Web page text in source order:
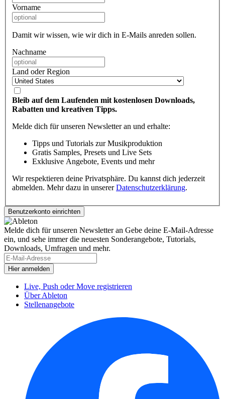
Vorname
Damit wir wissen, wie wir dich in E-Mails anreden sollen.
Nachname
Land oder Region
Bleib auf dem Laufenden mit kostenlosen Downloads,
Rabatten und kreativen Tipps.
Melde dich für unseren Newsletter an und erhalte:
Tipps und Tutorials zur Musikproduktion
Gratis Samples, Presets und Live Sets
Exklusive Angebote, Events und mehr
Wir respektieren deine Privatsphäre. Du kannst dich jederzeit
abmelden. Mehr dazu in unsererDatenschutzerklärung.
Melde dich für unseren Newsletter an Gebe deine E-Mail-Adresse
ein, und sehe immer die neuesten Sonderangebote, Tutorials,
Downloads, Umfragen und mehr.
Live, Push oder Move registrieren
Über Ableton
Stellenangebote